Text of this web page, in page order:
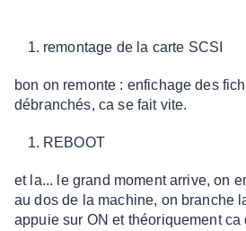
remontage de la carte SCSI
bon on remonte : enfichage des
débranchés, ca se fait vite.
REBOOT
et la... le grand moment arrive, on
au dos de la machine, on branche
appuie sur ON et théoriquement